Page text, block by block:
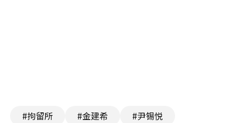
#拘留所 #金建希 #尹锡悦